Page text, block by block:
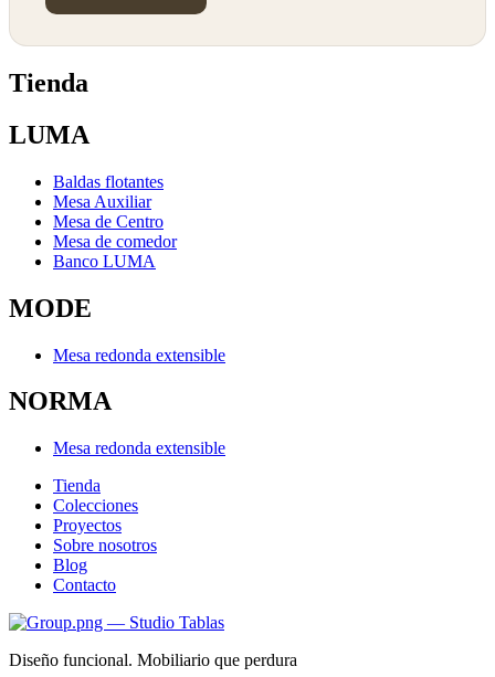
Tienda
LUMA
Baldas flotantes
Mesa Auxiliar
Mesa de Centro
Mesa de comedor
Banco LUMA
MODE
Mesa redonda extensible
NORMA
Mesa redonda extensible
Tienda
Colecciones
Proyectos
Sobre nosotros
Blog
Contacto
Diseño funcional. Mobiliario que perdura